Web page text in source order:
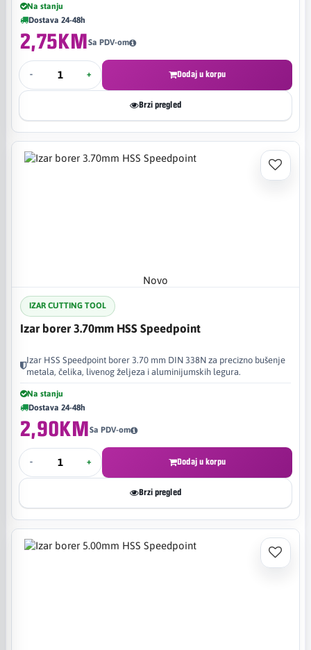
Na stanju
Dostava 24-48h
2,75KMSa PDV-om
- + Dodaj u korpu
Brzi pregled
Novo
IZAR CUTTING TOOL
Izar borer 3.70mm HSS Speedpoint
Izar HSS Speedpoint borer 3.70 mm DIN 338N za precizno bušenje
metala, čelika, livenog željeza i aluminijumskih legura.
Na stanju
Dostava 24-48h
2,90KMSa PDV-om
- + Dodaj u korpu
Brzi pregled